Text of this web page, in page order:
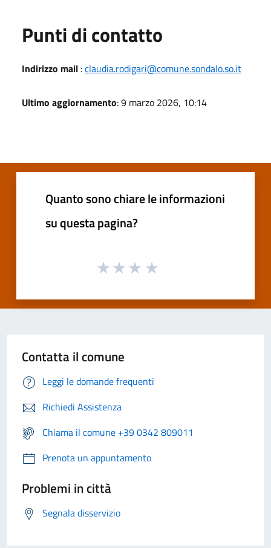
Punti di contatto
Indirizzo mail :claudia.rodigari@comune.sondalo.so.it
Ultimo aggiornamento: 9 marzo 2026, 10:14
Quanto sono chiare le informazioni
su questa pagina?
Contatta il comune
Leggi le domande frequenti
Richiedi Assistenza
Chiama il comune +39 0342 809011
Prenota un appuntamento
Problemi in città
Segnala disservizio